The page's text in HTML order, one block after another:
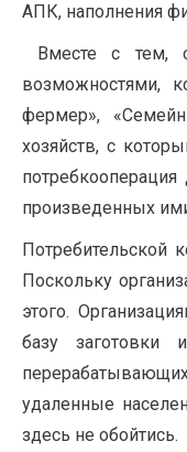
АПК, наполнения
Вместе с тем,
возможностями,
фермер»,
хозяйств, с
произведенных
Потребительской
Поскольку
этого.
базу заготовки
удаленные
здесь не обойтись.